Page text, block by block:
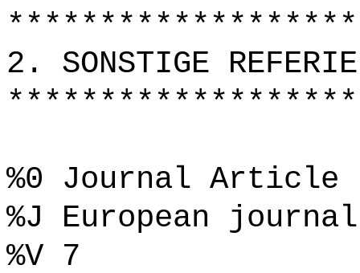
2. SONSTIGE
%0 Journal Article
%J European
%V 7